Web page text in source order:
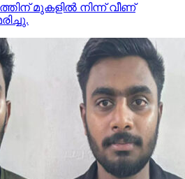
മുകളില്‍ നിന്ന് വീണ്